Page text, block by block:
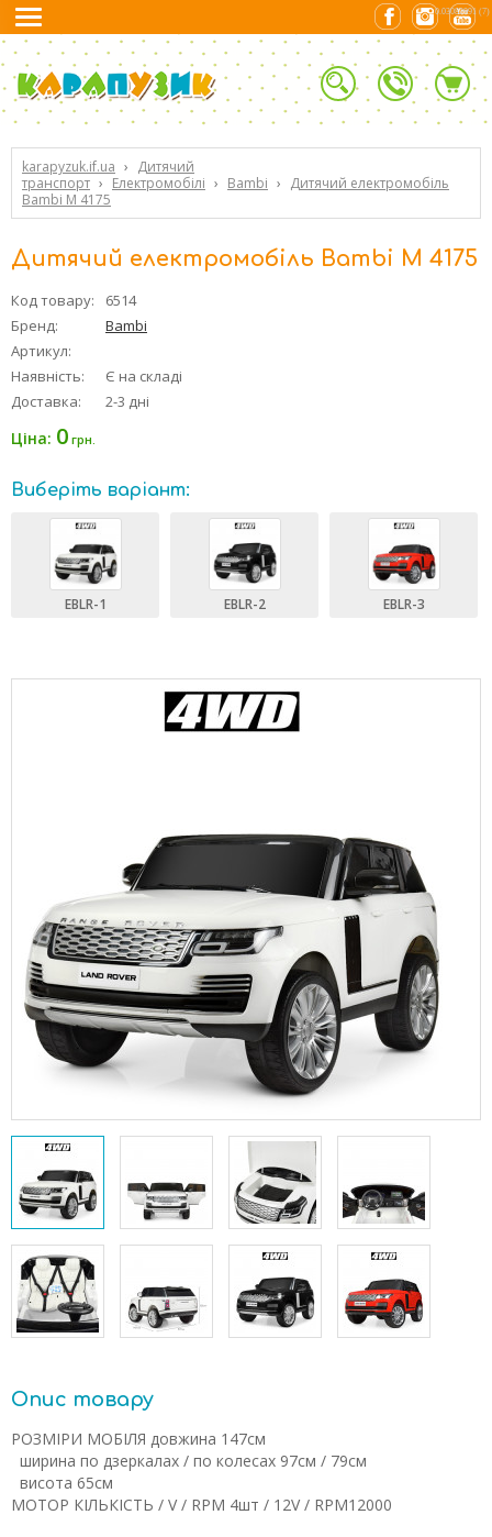
karapyzuk.if.ua › Дитячий
транспорт › Електромобілі › Bambi › Дитячий електромобіль
Bambi M 4175
Дитячий електромобіль Bambi M 4175
Код товару:
6514
Бренд:
Bambi
Артикул:
Наявність:
Є на складі
Доставка:
2-3 дні
Ціна: 0 грн.
Виберіть варіант:
EBLR-1 EBLR-2 EBLR-3
Опис товару
РОЗМІРИ МОБІЛЯ довжина 147см
ширина по дзеркалах / по колесах 97см / 79см
висота 65см
МОТОР КІЛЬКІСТЬ / V / RPM 4шт / 12V / RPM12000
0.03082991 (7)